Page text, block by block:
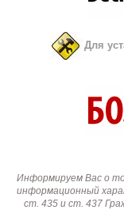
Для
Информируем Вас о
информационный
ст. 435 и ст. 437